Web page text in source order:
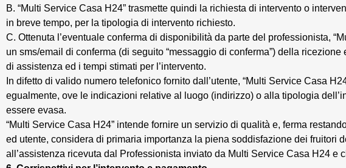
B. “Multi Service Casa H24” trasmette quindi la richiesta di intervento o
in breve tempo, per la tipologia di intervento richiesto.
C. Ottenuta l’eventuale conferma di disponibilità da parte del professionista,
un sms/email di conferma (di seguito “messaggio di conferma”) della
di assistenza ed i tempi stimati per l’intervento.
In difetto di valido numero telefonico fornito dall’utente, “Multi Service Casa
egualmente, ove le indicazioni relative al luogo (indirizzo) o alla tipologia
essere evasa.
“Multi Service Casa H24” intende fornire un servizio di qualità e, ferma
ed utente, considera di primaria importanza la piena soddisfazione dei
all’assistenza ricevuta dal Professionista inviato da Multi Service Casa H24